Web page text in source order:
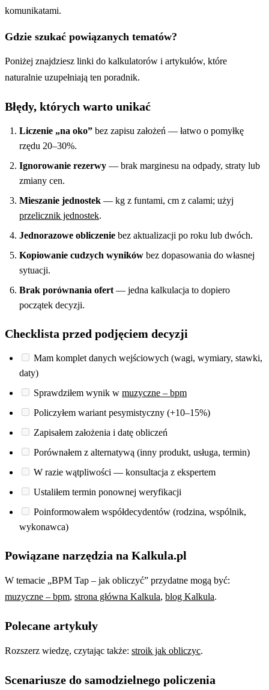
komunikatami.
Gdzie szukać powiązanych tematów?
Poniżej znajdziesz linki do kalkulatorów i artykułów, które
naturalnie uzupełniają ten poradnik.
Błędy, których warto unikać
Liczenie „na oko” bez zapisu założeń — łatwo o pomyłkę
rzędu 20–30%.
Ignorowanie rezerwy — brak marginesu na odpady, straty lub
zmiany cen.
Mieszanie jednostek — kg z funtami, cm z calami; użyj
przelicznik jednostek.
Jednorazowe obliczenie bez aktualizacji po roku lub dwóch.
Kopiowanie cudzych wyników bez dopasowania do własnej
sytuacji.
Brak porównania ofert — jedna kalkulacja to dopiero
początek decyzji.
Checklista przed podjęciem decyzji
Mam komplet danych wejściowych (wagi, wymiary, stawki,
daty)
Sprawdziłem wynik w muzyczne – bpm
Policzyłem wariant pesymistyczny (+10–15%)
Zapisałem założenia i datę obliczeń
Porównałem z alternatywą (inny produkt, usługa, termin)
W razie wątpliwości — konsultacja z ekspertem
Ustaliłem termin ponownej weryfikacji
Poinformowałem współdecydentów (rodzina, wspólnik,
wykonawca)
Powiązane narzędzia na Kalkula.pl
W temacie „BPM Tap – jak obliczyć” przydatne mogą być:
muzyczne – bpm, strona główna Kalkula, blog Kalkula.
Polecane artykuły
Rozszerz wiedzę, czytając także: stroik jak obliczyc.
Scenariusze do samodzielnego policzenia